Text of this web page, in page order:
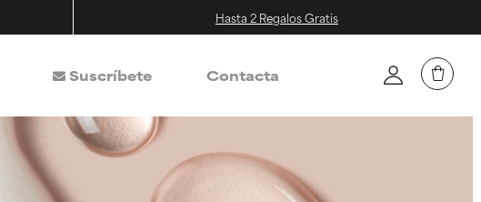
Hasta 2 Regalos Gratis
Suscríbete Contacta